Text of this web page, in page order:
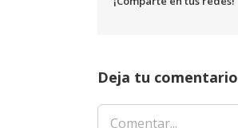
Deja tu comentario
Comentar